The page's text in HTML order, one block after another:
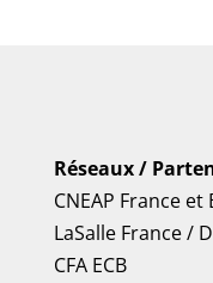
Réseaux /
CNEAP Franceet
LaSalle France/
CFA ECB